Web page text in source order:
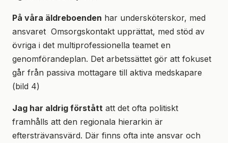
På våra äldreboenden har undersköterskor, med
ansvaret Omsorgskontakt upprättat, med stöd av
övriga i det multiprofessionella teamet en
genomförandeplan. Det arbetssättet gör att fokuset
går från passiva mottagare till aktiva medskapare
(bild 4)
Jag har aldrig förstått att det ofta politiskt
framhålls att den regionala hierarkin är
eftersträvansvärd. Där finns ofta inte ansvar och